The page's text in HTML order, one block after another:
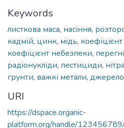
Keywords
листкова маса, насіння,
кадмій, цинк, мідь,
коефіцієнт небезпеки,
радіонукліди, пестициди,
грунти, важкі метали,
URI
https://dspace.organic-
platform.org/handle/